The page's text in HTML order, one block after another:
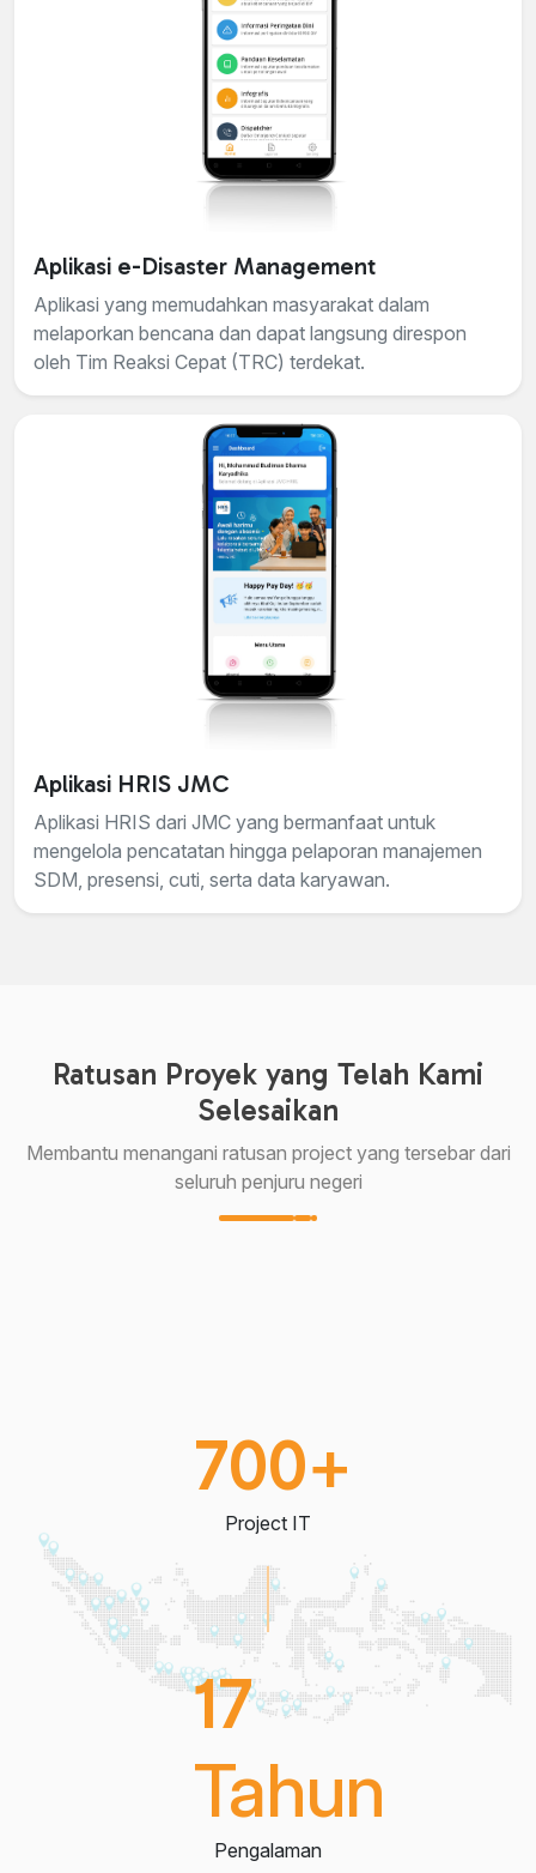
Aplikasi e-Disaster Management
Aplikasi yang memudahkan masyarakat dalam
melaporkan bencana dan dapat langsung direspon
oleh Tim Reaksi Cepat (TRC) terdekat.
Aplikasi HRIS JMC
Aplikasi HRIS dari JMC yang bermanfaat untuk
mengelola pencatatan hingga pelaporan manajemen
SDM, presensi, cuti, serta data karyawan.
Ratusan Proyek yang Telah Kami
Selesaikan
Membantu menangani ratusan project yang tersebar dari
seluruh penjuru negeri
700+
Project IT
17
Tahun
Pengalaman